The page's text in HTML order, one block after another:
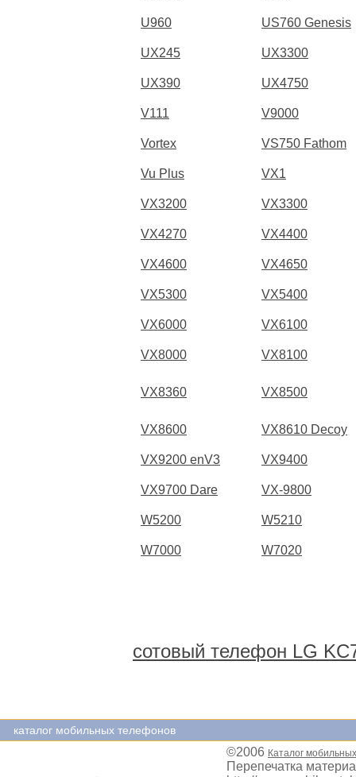
U960 US760 Genesis
UX245 UX3300
UX390 UX4750
V111 V9000
Vortex VS750 Fathom
Vu Plus VX1
VX3200 VX3300
VX4270 VX4400
VX4600 VX4650
VX5300 VX5400
VX6000 VX6100
VX8000 VX8100
VX8360 VX8500
VX8600 VX8610 Decoy
VX9200 enV3 VX9400
VX9700 Dare VX-9800
W5200 W5210
W7000 W7020
сотовый телефон LG
каталог мобильных телефонов
©2006 Каталог
Перепечатка